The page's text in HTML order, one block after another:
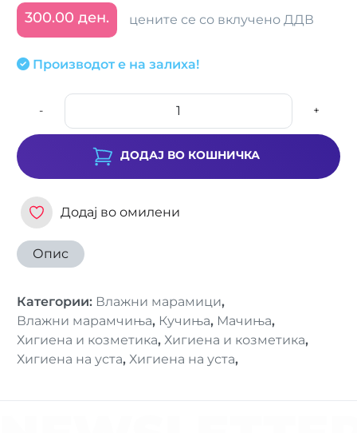
300.00 ден. цените се со вклучено ДДВ
Производот е на залиха!
- +
ДОДАЈ ВО КОШНИЧКА
Додај во омилени
Опис
Категории: Влажни марамици,
Влажни марамчиња, Кучиња, Мачиња,
Хигиена и козметика, Хигиена и козметика,
Хигиена на уста, Хигиена на уста,